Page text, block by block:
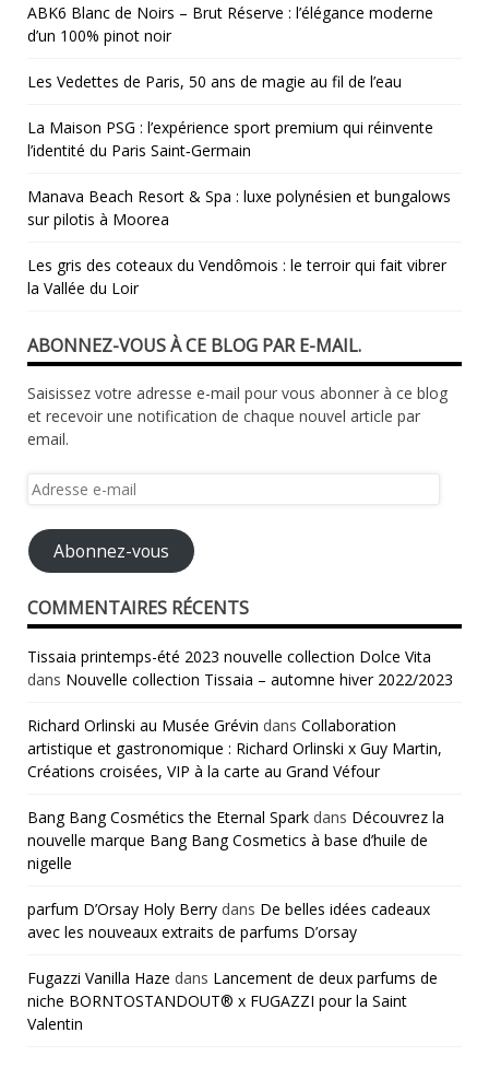
ABK6 Blanc de Noirs – Brut Réserve : l’élégance moderne
d’un 100% pinot noir
Les Vedettes de Paris, 50 ans de magie au fil de l’eau
La Maison PSG : l’expérience sport premium qui réinvente
l’identité du Paris Saint‑Germain
Manava Beach Resort & Spa : luxe polynésien et bungalows
sur pilotis à Moorea
Les gris des coteaux du Vendômois : le terroir qui fait vibrer
la Vallée du Loir
ABONNEZ-VOUS À CE BLOG PAR E-MAIL.
Saisissez votre adresse e-mail pour vous abonner à ce blog
et recevoir une notification de chaque nouvel article par
email.
Adresse
mail
Abonnez-vous
COMMENTAIRES RÉCENTS
Tissaia printemps-été 2023 nouvelle collection Dolce Vita
dans Nouvelle collection Tissaia – automne hiver 2022/2023
Richard Orlinski au Musée Grévin dans Collaboration
artistique et gastronomique : Richard Orlinski x Guy Martin,
Créations croisées, VIP à la carte au Grand Véfour
Bang Bang Cosmétics the Eternal Spark dans Découvrez la
nouvelle marque Bang Bang Cosmetics à base d’huile de
nigelle
parfum D’Orsay Holy Berry dans De belles idées cadeaux
avec les nouveaux extraits de parfums D’orsay
Fugazzi Vanilla Haze dans Lancement de deux parfums de
niche BORNTOSTANDOUT® x FUGAZZI pour la Saint
Valentin